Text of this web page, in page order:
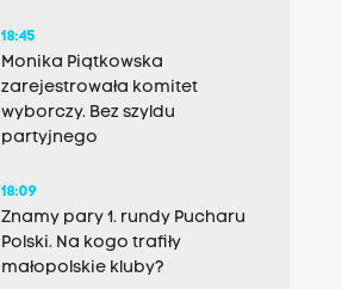
18:45
Monika Piątkowska
zarejestrowała komitet
wyborczy. Bez szyldu
partyjnego
18:09
Znamy pary 1. rundy Pucharu
Polski. Na kogo trafiły
małopolskie kluby?